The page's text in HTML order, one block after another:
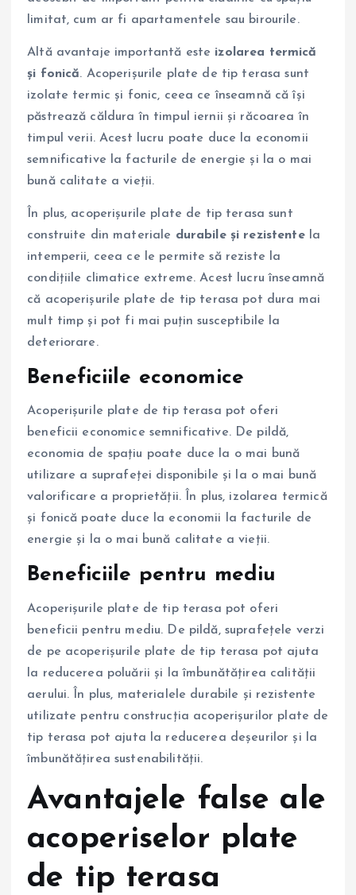
limitat, cum ar fi apartamentele sau birourile.
Altă avantaje importantă este izolarea termică
și fonică. Acoperișurile plate de tip terasa sunt
izolate termic și fonic, ceea ce înseamnă că își
păstrează căldura în timpul iernii și răcoarea în
timpul verii. Acest lucru poate duce la economii
semnificative la facturile de energie și la o mai
bună calitate a vieții.
În plus, acoperișurile plate de tip terasa sunt
construite din materiale durabile și rezistentela
intemperii, ceea ce le permite să reziste la
condițiile climatice extreme. Acest lucru înseamnă
că acoperișurile plate de tip terasa pot dura mai
mult timp și pot fi mai puțin susceptibile la
deteriorare.
Beneficiile economice
Acoperișurile plate de tip terasa pot oferi
beneficii economice semnificative. De pildă,
economia de spațiu poate duce la o mai bună
utilizare a suprafeței disponibile și la o mai bună
valorificare a proprietății. În plus, izolarea termică
și fonică poate duce la economii la facturile de
energie și la o mai bună calitate a vieții.
Beneficiile pentru mediu
Acoperișurile plate de tip terasa pot oferi
beneficii pentru mediu. De pildă, suprafețele verzi
de pe acoperișurile plate de tip terasa pot ajuta
la reducerea poluării și la îmbunătățirea calității
aerului. În plus, materialele durabile și rezistente
utilizate pentru construcția acoperișurilor plate de
tip terasa pot ajuta la reducerea deșeurilor și la
îmbunătățirea sustenabilității.
Avantajele false ale
acoperiselor plate
de tip terasa